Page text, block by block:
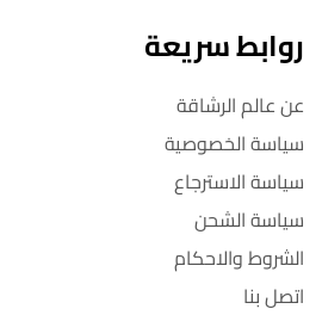
روابط سريعة
عن عالم الرشاقة
سياسة الخصوصية
سياسة الاسترجاع
سياسة الشحن
الشروط والاحكام
اتصل بنا